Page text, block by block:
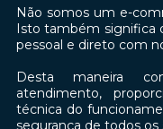
Não somos um e-
Isto também significa
pessoal e direto com
Desta maneira
atendimento,
técnica do
segurança de todos os